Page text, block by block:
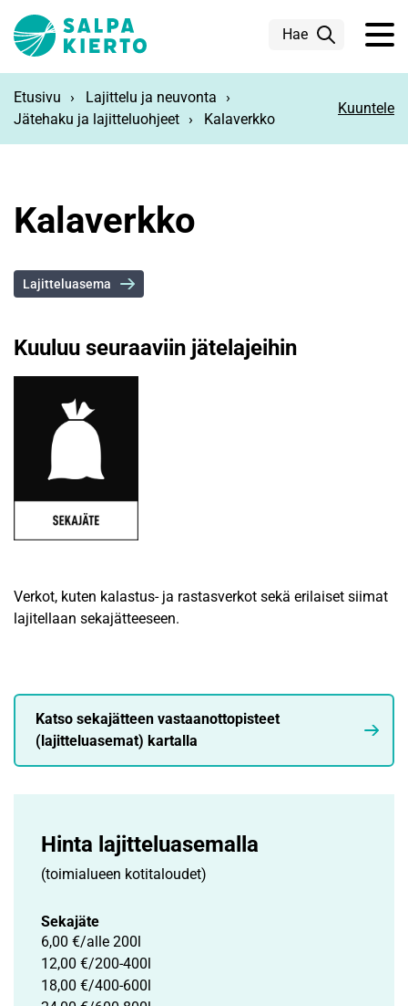
Hae
Etusivu
Lajittelu ja neuvonta
Jätehaku ja lajitteluohjeet
Kalaverkko
Kuuntele
Kalaverkko
Lajitteluasema
Kuuluu seuraaviin jätelajeihin
Verkot, kuten kalastus- ja rastasverkot sekä erilaiset siimat
lajitellaan sekajätteeseen.
Katso sekajätteen vastaanottopisteet
(lajitteluasemat) kartalla
Hinta lajittelu­asemalla
(toimialueen kotitaloudet)
Sekajäte
6,00 €/alle 200l
12,00 €/200-400l
18,00 €/400-600l